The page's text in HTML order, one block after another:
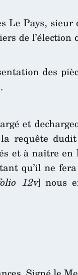
Le Pays, sieur
de l’élection
des
et
requête
et à naître
qu’il ne
12v] nous